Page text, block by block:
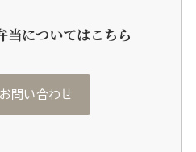
当についてはこちら
問い合わせ